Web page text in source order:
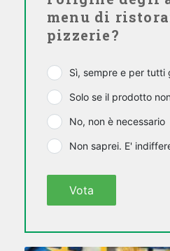
menu di
pizzerie?
Sì, sempre e per tutti
Solo se il prodotto
No, non è necessario
Non saprei. E'
Vota